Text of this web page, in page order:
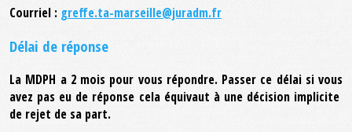
Courriel : greffe.ta-marseille@juradm.fr
Délai de réponse
La MDPH a 2 mois pour vous répondre. Passer ce délai si vous
avez pas eu de réponse cela équivaut à une décision implicite
de rejet de sa part.